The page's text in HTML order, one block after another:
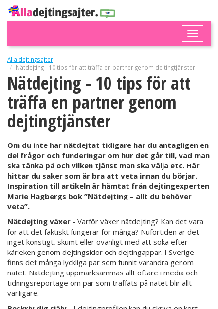
Toggle
Alla dejtingsajter
Nätdejting - 10 tips för att träffa en partner genom dejtingtjänster
Nätdejting - 10 tips för att
träffa en partner genom
dejtingtjänster
Om du inte har nätdejtat tidigare har du antagligen en
del frågor och funderingar om hur det går till, vad man
ska tänka på och vilken tjänst man ska välja etc. Här
hittar du saker som är bra att veta innan du börjar.
Inspiration till artikeln är hämtat från dejtingexperten
Marie Hagbergs bok ”Nätdejting – allt du behöver
veta”.
Nätdejting växer - Varför växer nätdejting? Kan det vara
för att det faktiskt fungerar för många? Nuförtiden är det
inget konstigt, skumt eller ovanligt med att söka efter
kärleken genom dejtingsidor och dejtingappar. I Sverige
finns det många lyckliga par som funnit varandra genom
nätet. Nätdejting uppmärksammas allt oftare i media och
tidningsreportage om par som träffats på nätet blir allt
vanligare.